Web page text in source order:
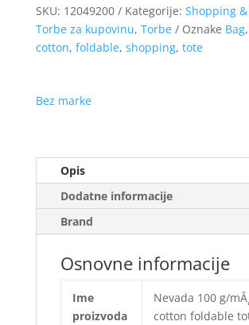
SKU: 12049200 Kategorije: Shopping
Torbe za kupovinu, Torbe Oznake Bag,
cotton, foldable, shopping, tote
Bez marke
Opis
Dodatne informacije
Brand
Osnovne informacije
Ime
proizvoda
Nevada 100 g/mÂ˛
cotton foldable